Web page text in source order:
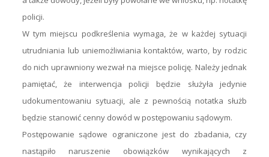
policji.
W tym miejscu podkreślenia wymaga, że w każdej sytuacji
utrudniania lub uniemożliwiania kontaktów, warto, by rodzic
do nich uprawniony wezwał na miejsce policję. Należy jednak
pamiętać, że interwencja policji będzie służyła jedynie
udokumentowaniu sytuacji, ale z pewnością notatka służb
będzie stanowić cenny dowód w postępowaniu sądowym.
Postępowanie sądowe ograniczone jest do zbadania, czy
nastąpiło naruszenie obowiązków wynikających z